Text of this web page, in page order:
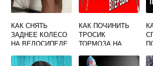
КАК СНЯТЬ
ЗАДНЕЕ КОЛЕСО
НА ВЕЛОСИПЕДЕ
ВТУЛКОЙ
КАК ПОЧИНИТЬ
ТРОСИК
ТОРМОЗА НА